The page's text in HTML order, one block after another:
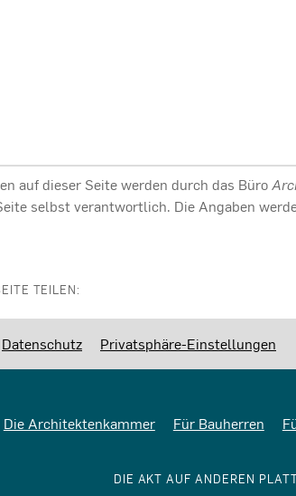
auf dieser Seite werden durch das Büro
selbst verantwortlich. Die Angaben
TEILEN:
Datenschutz Privatsphäre-Einstellungen
Die Architektenkammer Für Bauherren
DIE AKT AUF ANDEREN